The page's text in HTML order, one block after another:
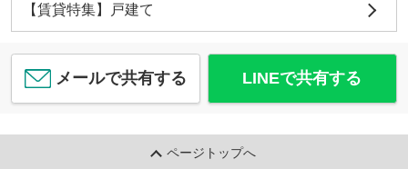
【賃貸特集】戸建て
メールで共有する LINEで共有する
ページトップへ